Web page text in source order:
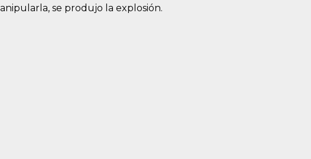
se produjo la explosión.